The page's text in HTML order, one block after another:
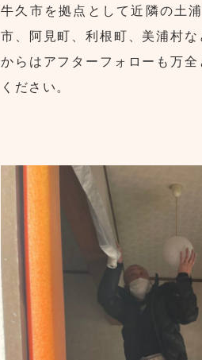
牛久市を拠点として近隣の土
市、阿見町、利根町、美浦村
からはアフターフォローも万
ください。